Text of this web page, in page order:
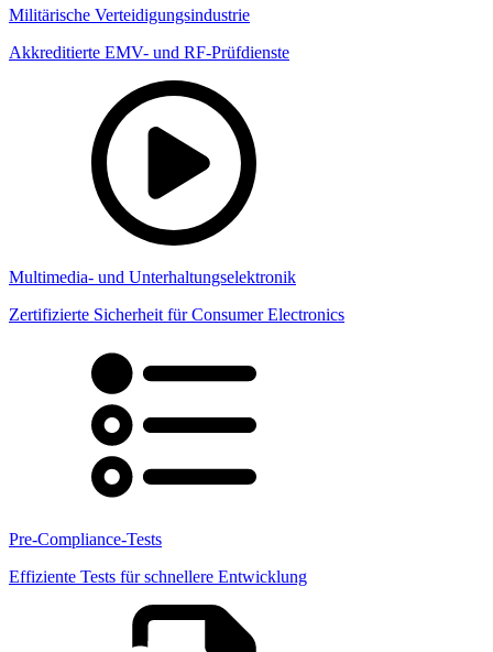
Militärische Verteidigungsindustrie
Akkreditierte EMV- und RF-Prüfdienste
Multimedia- und Unterhaltungselektronik
Zertifizierte Sicherheit für Consumer Electronics
Pre-Compliance-Tests
Effiziente Tests für schnellere Entwicklung